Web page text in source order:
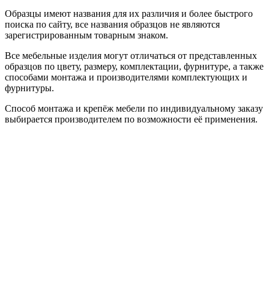
Образцы имеют названия для их различия и более быстрого
поиска по сайту, все названия образцов не являются
зарегистрированным товарным знаком.
Все мебельные изделия могут отличаться от представленных
образцов по цвету, размеру, комплектации, фурнитуре, а также
способами монтажа и производителями комплектующих и
фурнитуры.
Способ монтажа и крепёж мебели по индивидуальному заказу
выбирается производителем по возможности её применения.